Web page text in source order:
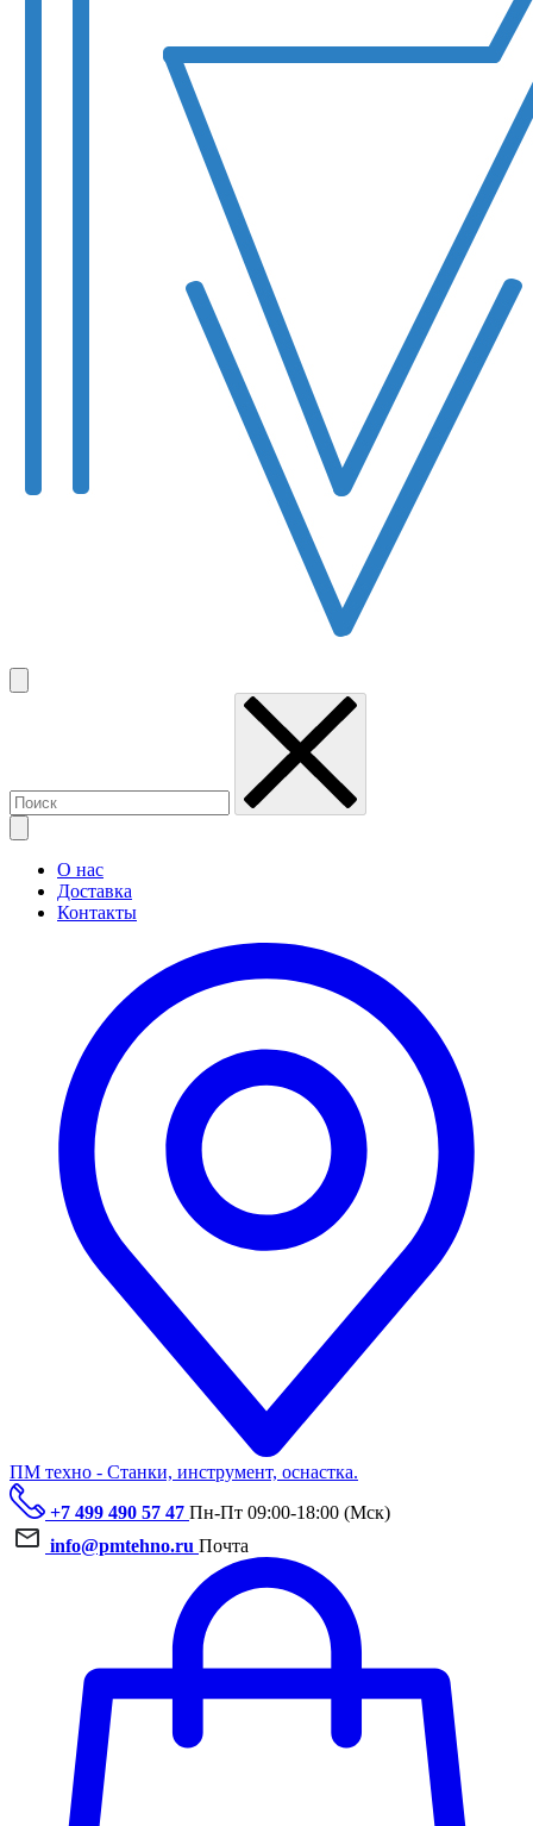
О нас
Доставка
Контакты
ПМ техно - Станки, инструмент, оснастка.
+7 499 490 57 47 Пн-Пт 09:00-18:00 (Мск)
info@pmtehno.ru Почта